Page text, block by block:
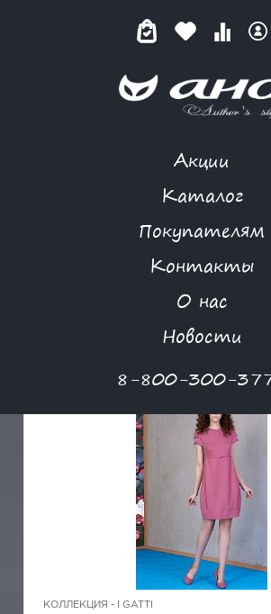
Акции
Каталог
Покупателям
Контакты
О нас
Новости
8-800-300-
КАТАЛОГ
КОЛЛЕКЦИЯ -
I GATTI